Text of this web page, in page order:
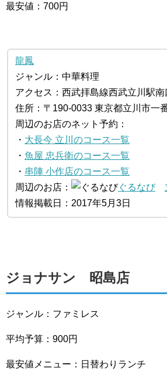
最安値：700円
龍鳳
ジャンル：中華料理
アクセス：西武拝島線西武立川駅南
住所：〒190-0033 東京都立川市一
周辺のお店のネット予約：
・ 大長今 立川のコース一覧
・ 魚屋 忠兵衛のコース一覧
・ 串陣 小作店のコース一覧
周辺のお店：
ぐるなび
情報掲載日：2017年5月3日
ジョナサン 昭島店
ジャンル：ファミレス
平均予算：900円
最安値メニュー：日替わりランチ